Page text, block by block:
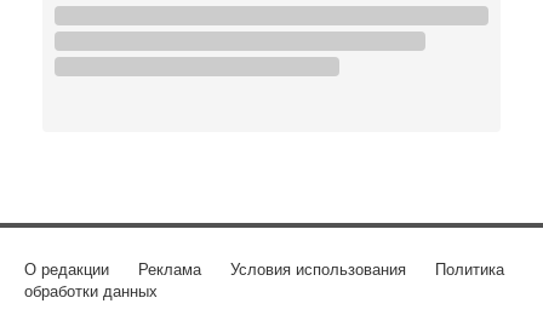
О редакции Реклама Условия использования
Политика
обработки данных